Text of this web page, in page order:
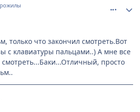
только что закончил смотреть.Вот
с клавиатуры пальцами..) А мне все
смотреть...Баки...Отличный, просто